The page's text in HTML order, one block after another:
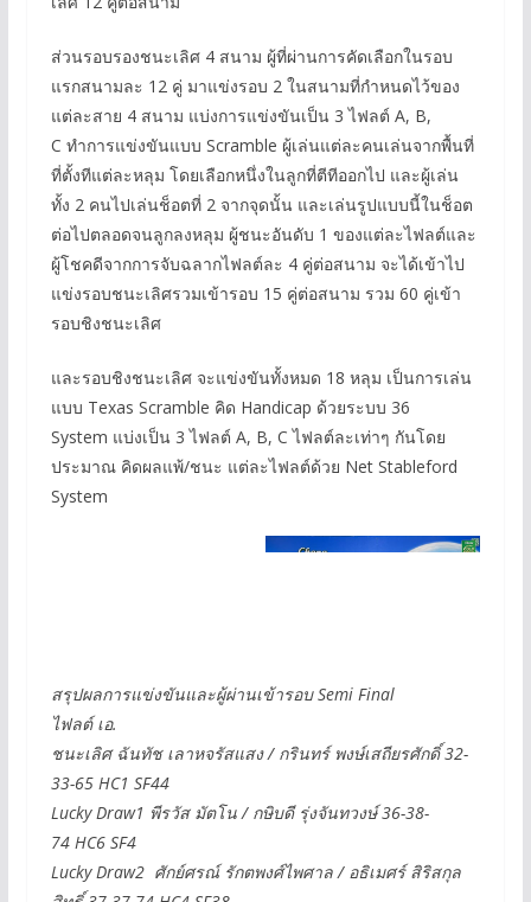
ส่วนรอบรองชนะเลิศ 4 สนาม ผู้ที่ผ่านการคัดเลือกในรอบ
แรกสนามละ 12 คู่ มาแข่งรอบ 2 ในสนามที่กำหนดไว้ของ
แต่ละสาย 4 สนาม แบ่งการแข่งขันเป็น 3 ไฟลต์ A, B,
C ทำการแข่งขันแบบ Scramble ผู้เล่นแต่ละคนเล่นจากพื้นที่
ที่ตั้งทีแต่ละหลุม โดยเลือกหนึ่งในลูกที่ตีทีออกไป และผู้เล่น
ทั้ง 2 คนไปเล่นช็อตที่ 2 จากจุดนั้น และเล่นรูปแบบนี้ในช็อต
ต่อไปตลอดจนลูกลงหลุม ผู้ชนะอันดับ 1 ของแต่ละไฟลต์และ
ผู้โชคดีจากการจับฉลากไฟลต์ละ 4 คู่ต่อสนาม จะได้เข้าไป
แข่งรอบชนะเลิศรวมเข้ารอบ 15 คู่ต่อสนาม รวม 60 คู่เข้า
รอบชิงชนะเลิศ
และรอบชิงชนะเลิศ จะแข่งขันทั้งหมด 18 หลุม เป็นการเล่น
แบบ Texas Scramble คิด Handicap ด้วยระบบ 36
System แบ่งเป็น 3 ไฟลต์ A, B, C ไฟลต์ละเท่าๆ กันโดย
ประมาณ คิดผลแพ้/ชนะ แต่ละไฟลต์ด้วย Net Stableford
System
สรุปผลการแข่งขันและผู้ผ่านเข้ารอบ Semi Final
ไฟลต์ เอ.
ชนะเลิศ ฉันทัช เลาหจรัสแสง / กรินทร์ พงษ์เสถียรศักดิ์ 32-
33-65 HC1 SF44
Lucky Draw1 พีรวัส มัตโน / กษิบดี รุ่งจันทวงษ์ 36-38-
74 HC6 SF4
Lucky Draw2 ศักย์ศรณ์ รักตพงศ์ไพศาล / อธิเมศร์ สิริสกุล